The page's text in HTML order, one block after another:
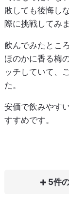
敗しても後悔し
際に挑戦してみ
飲んでみたとこ
ほのかに香る梅
ッチしていて、
た。
安価で飲みやす
すすめです。
5件